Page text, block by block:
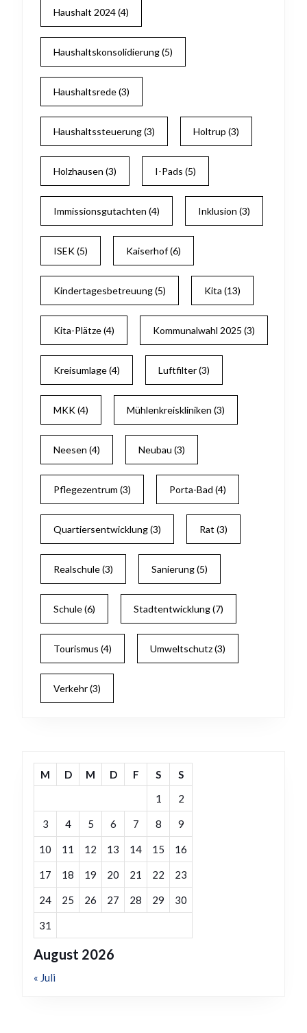
Haushalt 2024(4)
Haushaltskonsolidierung(5)
Haushaltsrede(3)
Haushaltssteuerung(3) Holtrup (3)
Holzhausen (3) I-Pads (5)
Immissionsgutachten (4) Inklusion (3)
ISEK(5) Kaiserhof(6)
Kindertagesbetreuung(5) Kita (13)
Kita-Plätze(4) Kommunalwahl 2025 (3)
Kreisumlage(4) Luftfilter(3)
MKK(4) Mühlenkreiskliniken (3)
Neesen (4) Neubau (3)
Pflegezentrum (3) Porta-Bad (4)
Quartiersentwicklung(3) Rat (3)
Realschule(3) Sanierung(5)
Schule(6) Stadtentwicklung(7)
Tourismus (4) Umweltschutz(3)
Verkehr(3)
August 2026
M D M D F S
S
1
2
3 4 5 6 7 8 9
10 11 12 13 14 15 16
17 18 19 20 21 22 23
24 25 26 27 28 29 30
31
« Juli